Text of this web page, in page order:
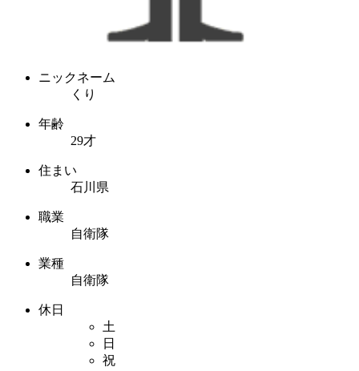
ニックネーム
くり
年齢
29才
住まい
石川県
職業
自衛隊
業種
自衛隊
休日
土
日
祝